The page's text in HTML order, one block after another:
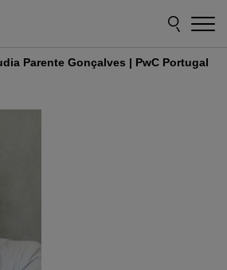
Parente Gonçalves | PwC Portugal